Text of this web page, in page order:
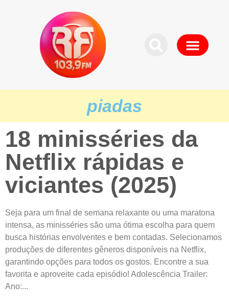
piadas
18 minisséries da
Netflix rápidas e
viciantes (2025)
Seja para um final de semana relaxante ou uma maratona
intensa, as minisséries são uma ótima escolha para quem
busca histórias envolventes e bem contadas. Selecionamos
produções de diferentes gêneros disponíveis na Netflix,
garantindo opções para todos os gostos. Encontre a sua
favorita e aproveite cada episódio! Adolescência Trailer:
Ano:...